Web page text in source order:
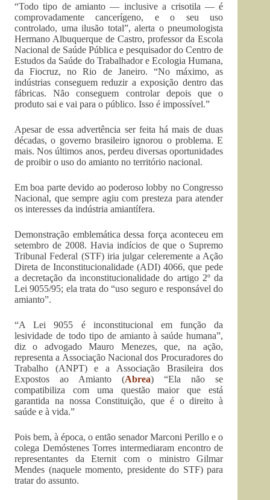
“Todo tipo de amianto — inclusive a crisotila — é
comprovadamente cancerígeno, e o seu uso
controlado, uma ilusão total”, alerta o pneumologista
Hermano Albuquerque de Castro, professor da Escola
Nacional de Saúde Pública e pesquisador do Centro de
Estudos da Saúde do Trabalhador e Ecologia Humana,
da Fiocruz, no Rio de Janeiro. “No máximo, as
indústrias conseguem reduzir a exposição dentro das
fábricas. Não conseguem controlar depois que o
produto sai e vai para o público. Isso é impossível.”
Apesar de essa advertência ser feita há mais de duas
décadas, o governo brasileiro ignorou o problema. E
mais. Nos últimos anos, perdeu diversas oportunidades
de proibir o uso do amianto no território nacional.
Em boa parte devido ao poderoso lobby no Congresso
Nacional, que sempre agiu com presteza para atender
os interesses da indústria amiantífera.
Demonstração emblemática dessa força aconteceu em
setembro de 2008. Havia indícios de que o Supremo
Tribunal Federal (STF) iria julgar celeremente a Ação
Direta de Inconstitucionalidade (ADI) 4066, que pede
a decretação da inconstitucionalidade do artigo 2º da
Lei 9055/95; ela trata do “uso seguro e responsável do
amianto”.
“A Lei 9055 é inconstitucional em função da
lesividade de todo tipo de amianto à saúde humana”,
diz o advogado Mauro Menezes, que, na ação,
representa a Associação Nacional dos Procuradores do
Trabalho (ANPT) e a Associação Brasileira dos
Expostos ao Amianto (Abrea) “Ela não se
compatibiliza com uma questão maior que está
garantida na nossa Constituição, que é o direito à
saúde e à vida.”
Pois bem, à época, o então senador Marconi Perillo e o
colega Demóstenes Torres intermediaram encontro de
representantes da Eternit com o ministro Gilmar
Mendes (naquele momento, presidente do STF) para
tratar do assunto.